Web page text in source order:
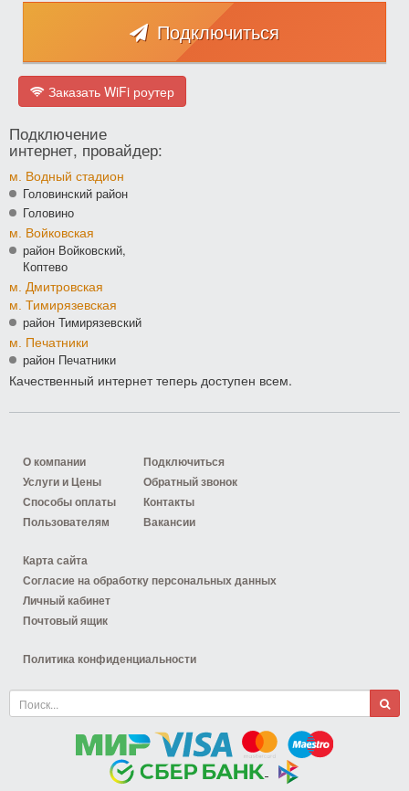
Подключиться
Заказать WiFi роутер
Подключение
интернет, провайдер:
м. Водный стадион
Головинский район
Головино
м. Войковская
район Войковский,
Коптево
м. Дмитровская
м. Тимирязевская
район Тимирязевский
м. Печатники
район Печатники
Качественный интернет теперь доступен всем.
О компании
Услуги и Цены
Способы оплаты
Пользователям
Подключиться
Обратный звонок
Контакты
Вакансии
Карта сайта
Согласие на обработку персональных данных
Личный кабинет
Почтовый ящик
Политика конфиденциальности